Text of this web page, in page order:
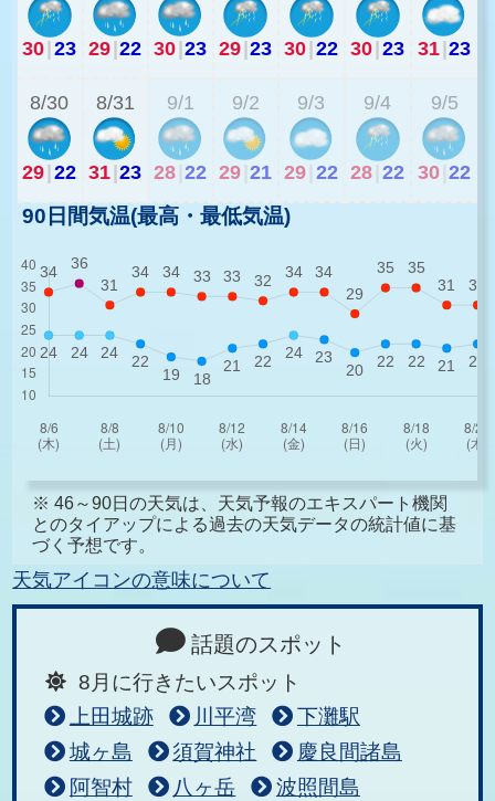
30|23 29|22 30|23 29|23 30|22 30|23 31|23
8/30
29|22
8/31
31|23
9/1
28 22
9/2
29 21
9/3
29 22
9/4
28 22
9/5
30 22
90日間気温(最高・最低気温)
※ 46～90日の天気は、天気予報のエキスパート機関
とのタイアップによる過去の天気データの統計値に基
づく予想です。
天気アイコンの意味について
話題のスポット
8月に行きたいスポット
上田城跡
川平湾
下灘駅
城ヶ島
須賀神社
慶良間諸島
阿智村
八ヶ岳
波照間島